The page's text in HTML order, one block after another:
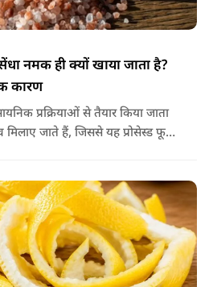
नमक ही क्यों खाया जाता है?
कारण
प्रक्रियाओं से तैयार किया जाता
जाते हैं, जिससे यह प्रोसेस्ड फूड
जाता है.